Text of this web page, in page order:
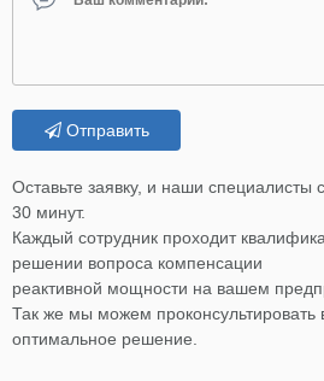
Отправить
Оставьте заявку, и наши специалисты
30 минут.
Каждый сотрудник проходит
решении вопроса компенсации
реактивной мощности на вашем
Так же мы можем проконсультировать
оптимальное решение.